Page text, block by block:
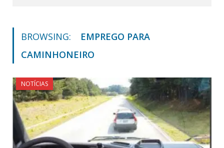
BROWSING:
EMPREGO PARA
CAMINHONEIRO
NOTÍCIAS